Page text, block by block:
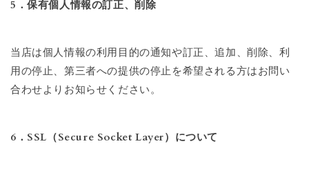
5．保有個人情報の訂正、削除
当店は個人情報の利用目的の通知や訂正、追加、削除、利
用の停止、第三者への提供の停止を希望される方はお問い
合わせよりお知らせください。
6．SSL（Secure Socket Layer）について